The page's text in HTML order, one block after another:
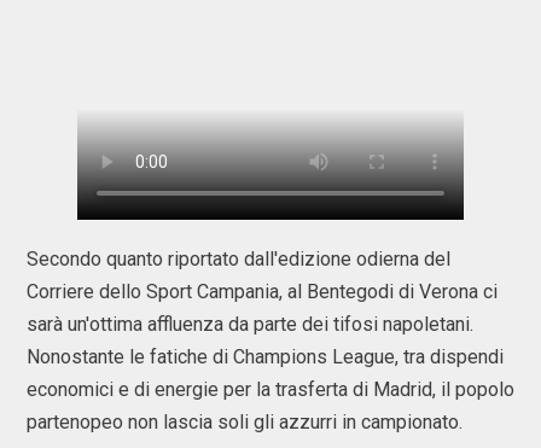
Secondo quanto riportato dall'edizione odierna del
Corriere dello Sport Campania, al Bentegodi di Verona ci
sarà un'ottima affluenza da parte dei tifosi napoletani.
Nonostante le fatiche di Champions League, tra dispendi
economici e di energie per la trasferta di Madrid, il popolo
partenopeo non lascia soli gli azzurri in campionato.